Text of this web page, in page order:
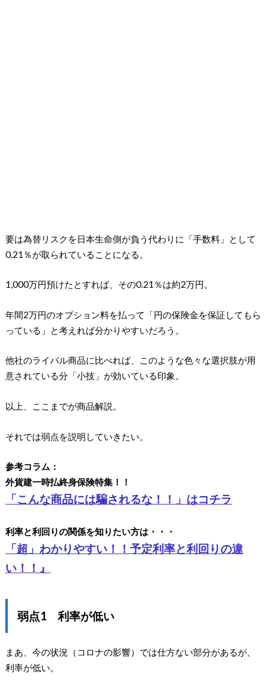
要は為替リスクを日本生命側が負う代わりに「手数料」として
0.21％が取られていることになる。
1,000万円預けたとすれば、その0.21％は約2万円。
年間2万円のオプション料を払って「円の保険金を保証してもら
っている」と考えれば分かりやすいだろう。
他社のライバル商品に比べれば、このような色々な選択肢が用
意されている分「小技」が効いている印象。
以上、ここまでが商品解説。
それでは弱点を説明していきたい。
参考コラム：
外貨建一時払終身保険特集！！
「こんな商品には騙されるな！！」はコチラ
利率と利回りの関係を知りたい方は・・・
「超」わかりやすい！！予定利率と利回りの違
い！！』
弱点1 利率が低い
まあ、今の状況（コロナの影響）では仕方ない部分があるが、
利率が低い。